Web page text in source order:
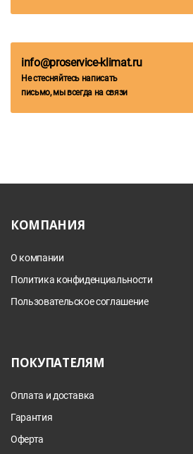
info@proservice-klimat.ru
Не стесняйтесь написать
письмо, мы всегда на связи
КОМПАНИЯ
О компании
Политика конфиденциальности
Пользовательское соглашение
ПОКУПАТЕЛЯМ
Оплата и доставка
Гарантия
Оферта